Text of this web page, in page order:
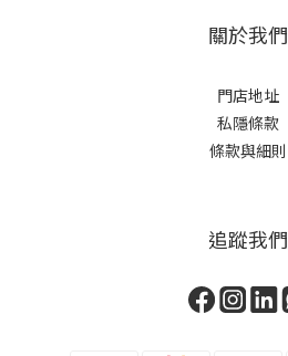
關於我們
門店地址
私隱條款
條款與細則
追蹤我們